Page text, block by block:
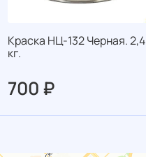
Краска НЦ-132 Черная. 2,4
кг.
700 ₽